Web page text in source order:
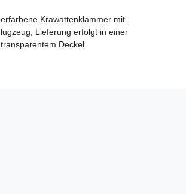
Krawattenklammer mit
Lieferung erfolgt in einer
Deckel